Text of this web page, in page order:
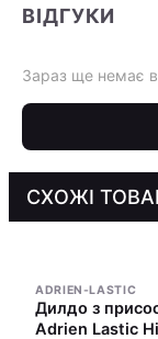
ВІДГУКИ
Зараз ще немає
СХОЖІ
ADRIEN-LASTIC
Дилдо з
Adrien Lastic